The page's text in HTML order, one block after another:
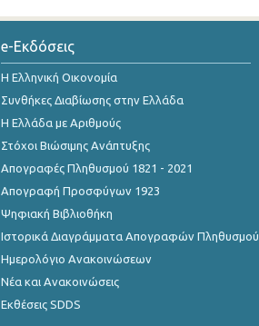
e-Εκδόσεις
Η Ελληνική Οικονομία
Συνθήκες Διαβίωσης στην Ελλάδα
Η Ελλάδα με Αριθμούς
Στόχοι Βιώσιμης Ανάπτυξης
Απογραφές Πληθυσμού 1821 - 2021
Απογραφή Προσφύγων 1923
Ψηφιακή Βιβλιοθήκη
Ιστορικά Διαγράμματα Απογραφών Πληθυσμού
Ημερολόγιο Ανακοινώσεων
Νέα και Ανακοινώσεις
Εκθέσεις SDDS